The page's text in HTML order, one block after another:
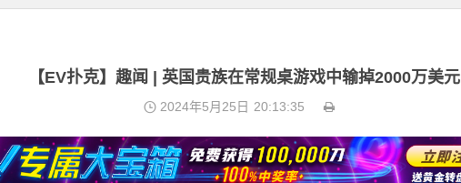
【EV扑克】趣闻 | 英国贵族在常规桌游戏中输掉2000万美元
2024年5月25日 20:13:35